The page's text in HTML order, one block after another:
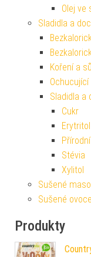
Olej ve
Sladidla a
Koření a
Sladidla a
Cukr
Stévia
Xylitol
Sušené maso
Sušené ovoce
Produkty